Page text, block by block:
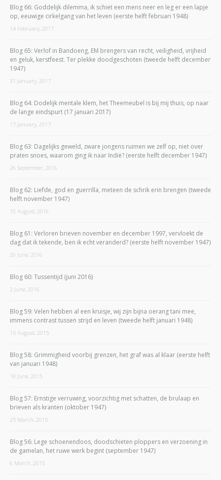
Blog 66: Goddelijk dilemma, ik schiet een mens neer en leg er een lapje
op, eeuwige cirkelgang van het leven (eerste helft februari 1948)
14 February, 2017
Blog 65: Verlof in Bandoeng, EM brengers van recht, veiligheid, vrijheid
en geluk, kerstfeest. Ter plekke doodgeschoten (tweede helft december
1947)
31 January, 2017
Blog 64: Dodelijk mentale klem, het Theemeubel is bij mij thuis, op naar
de lange eindspurt (17 januari 2017)
17 January, 2017
Blog 63: Dagelijks geweld, zware jongens ruimen we zelf op, niet over
praten snoes, waarom ging ik naar Indië? (eerste helft december 1947)
26 September, 2016
Blog 62: Liefde, god en guerrilla, meteen de schrik erin brengen (tweede
helft november 1947)
10 August, 2016
Blog 61: Verloren brieven november en december 1997, vervloekt de
dag dat ik tekende, ben ik echt veranderd? (eerste helft november 1947)
20 June, 2016
Blog 60: Tussentijd (juni 2016)
2 June, 2016
Blog 59: Velen hebben al een kruisje, wij zijn bijna oerang tani mee,
immens contrast tussen strijd en leven (tweede helft januari 1948)
15 August, 2015
Blog 58: Grimmigheid voorbij grenzen, het graf was al klaar (eerste helft
van januari 1948)
18 June, 2015
Blog 57: Ernstige verruwing, voorzichtig met schatten, de brulaap en
brieven als kranten (oktober 1947)
25 March, 2015
Blog 56: Lege schoenendoos, doodschieten ploppers en verzoening in
de gamelan, het ruwe werk begint (september 1947)
6 March, 2015